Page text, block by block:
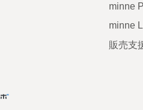
minne
minne
販売支